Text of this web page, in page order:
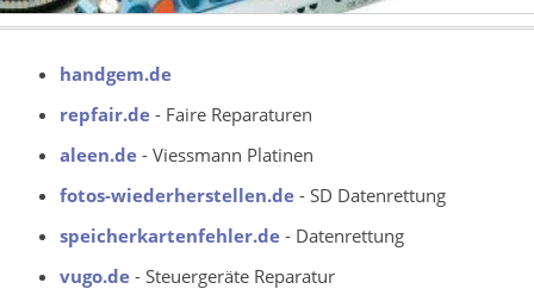
handgem.de
repfair.de - Faire Reparaturen
aleen.de - Viessmann Platinen
fotos-wiederherstellen.de - SD Datenrettung
speicherkartenfehler.de - Datenrettung
vugo.de - Steuergeräte Reparatur